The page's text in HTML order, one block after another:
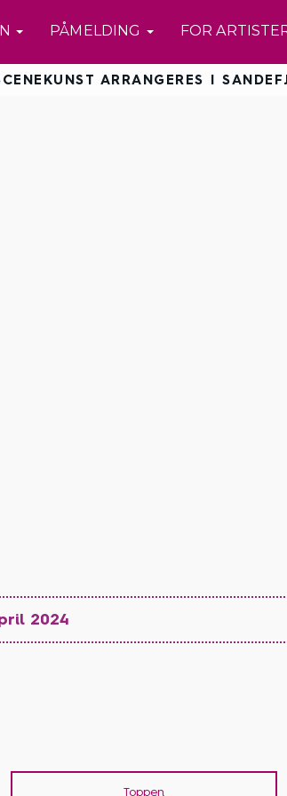
PÅMELDING FOR
ARRANGERES I
2024
Toppen